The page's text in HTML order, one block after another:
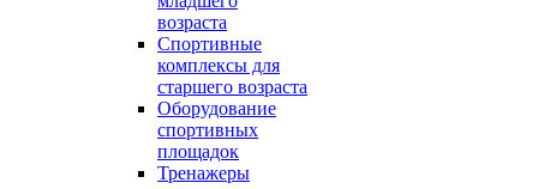
возраста
Спортивные
комплексы для
старшего возраста
Оборудование
спортивных
площадок
Тренажеры